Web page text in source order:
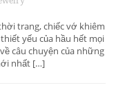
trang, chiếc vớ khiêm
yếu của hầu hết mọi
câu chuyện của những
nhất […]